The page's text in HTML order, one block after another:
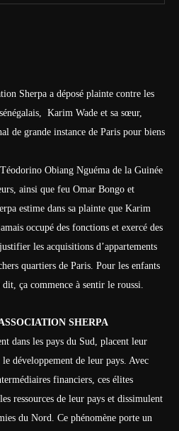
Sherpa a déposé plainte contre les
Karim Wade et sa sœur,
de grande instance de Paris pour biens
Obiang Nguéma de la Guinée
ainsi que feu Omar Bongo et
estime dans sa plainte que Karim
occupé des fonctions et exercé des
les acquisitions d’appartements
quartiers de Paris. Pour les enfants
ça commence à sentir le roussi.
SHERPA
dans les pays du Sud, placent leur
développement de leur pays. Avec
financiers, ces élites
ressources de leur pays et dissimulent
du Nord. Ce phénomène porte un